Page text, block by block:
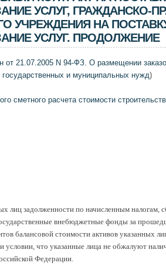
УСЛУГ, ГРАЖДАНСКО-
УЧРЕЖДЕНИЯ НА
УСЛУГ. ПРОДОЛЖЕНИЕ
от 21.07.2005 N 94-ФЗ. О размещении
государственных и муниципальных нужд)
сметного расчета стоимости
лиц задолженности по начисленным
внебюджетные фонды за
балансовой стоимости активов указанных
условии, что указанные лица не обжалуют
Федерации.